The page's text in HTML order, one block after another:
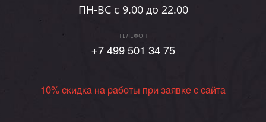
ПН-ВC c 9.00 до 22.00
ТЕЛЕФОН
+7 499 501 34 75
10% скидка на работы при заявке с сайта